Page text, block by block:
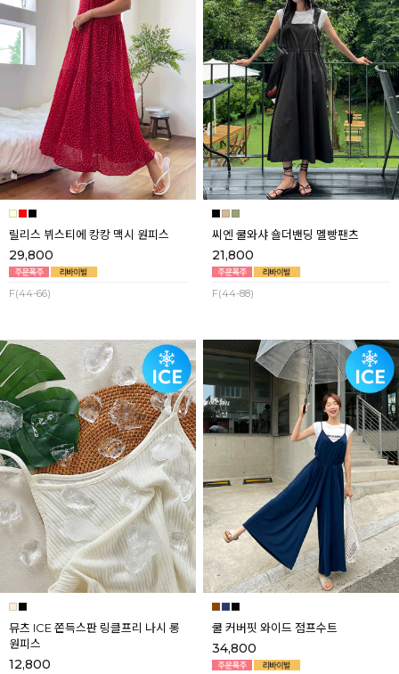
릴리스 뷔스티에 캉캉 맥시 원피스
29,800
F(44-66)
씨엔 쿨와샤 숄더밴딩 멜빵팬츠
21,800
F(44-88)
뮤츠 ICE 쫀득스판 링클프리 나시 롱
원피스
12,800
쿨 커버핏 와이드 점프수트
34,800